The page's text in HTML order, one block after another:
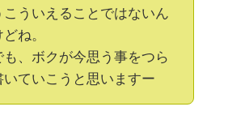
こういえることではないん
ね。
も、ボクが今思う事をつら
いていこうと思いますー